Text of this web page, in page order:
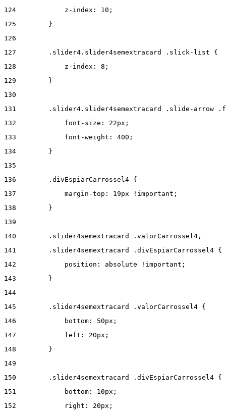
124
            z-index: 10;
125
        }
126
127
        .slider4.slider4semextracard .slick-list {
128
            z-index: 8;
129
        }
130
131
.slider4.slider4semextracard .slide-arrow
132
            font-size: 22px;
133
            font-weight: 400;
134
        }
135
136
        .divEspiarCarrossel4 {
137
            margin-top: 19px !important;
138
        }
139
140
        .slider4semextracard .valorCarrossel4,
141
        .slider4semextracard .divEspiarCarrossel4 {
142
            position: absolute !important;
143
        }
144
145
        .slider4semextracard .valorCarrossel4 {
146
            bottom: 50px;
147
            left: 20px;
148
        }
149
150
        .slider4semextracard .divEspiarCarrossel4 {
151
            bottom: 10px;
152
            right: 20px;